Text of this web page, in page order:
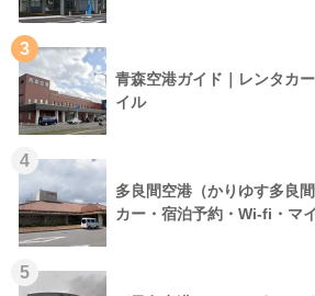
3
青森空港ガイド｜レンタカ
イル
4
多良間空港（かりゆす多良
カー・宿泊予約・Wi-fi・マ
5